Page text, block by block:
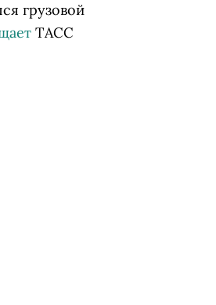
грузовой
ТАСС